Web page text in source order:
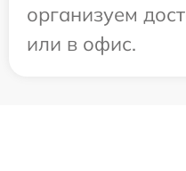
организуем
или в офис.